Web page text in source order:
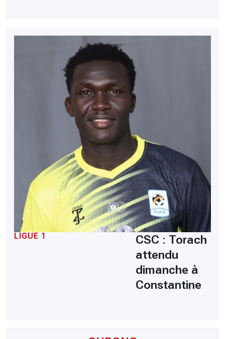
LIGUE 1
CSC : Torach
attendu
dimanche à
Constantine